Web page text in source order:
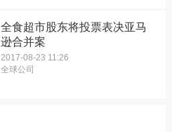
全食超市股东将投票表决亚马
逊合并案
2017-08-23 11:26
全球公司